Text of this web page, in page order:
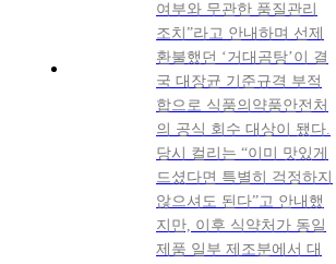
여부와 무관한 품질관리
조치”라고 안내하며 선제
환불했던 ‘거대곰탕’이 결
국 대장균 기준규격 부적
합으로 식품의약품안전처
의 공식 회수 대상이 됐다.
당시 컬리는 “이미 맛있게
드셨다면 특별히 걱정하지
않으셔도 된다”고 안내했
지만, 이후 식약처가 동일
제품 일부 제조분에서 대